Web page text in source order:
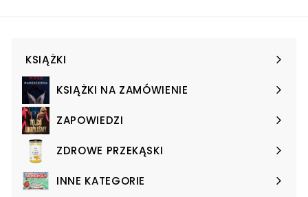
KSIĄŻKI
Expand
submenuKSIĄŻKI NA ZAMÓWIENIE
Expand
submenuZAPOWIEDZI
Expand
submenuZDROWE PRZEKĄSKI
Expand
submenuINNE KATEGORIE
Expand